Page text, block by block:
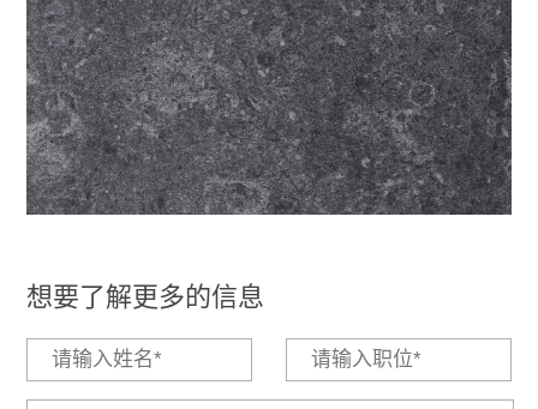
想要了解更多的信息